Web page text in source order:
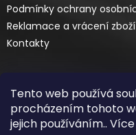
Tento web používá
procházením tohoto
jejich používáním..
Podmínky ochrany
Reklamace a vrácení zboží
Kontakty